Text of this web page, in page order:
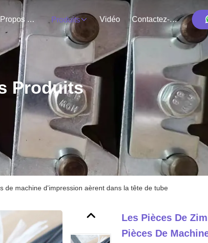
À Propos De Nous Produits Vidéo Contactez-Nous
Produits
de machine d'impression aèrent dans la tête de tube
Les Pièces De
Pièces De